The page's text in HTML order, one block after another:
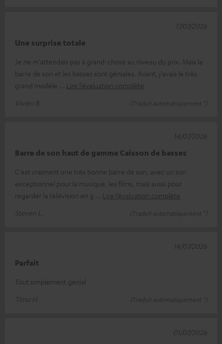
Une surprise totale
Je ne m'attendais pas à grand-chose au niveau du prix. Mais la
barre de son et les basses sont géniales. Avant, j'avais le très
grand modèle
Lire l’évaluation complète
Vivien B.
(Traduit automatiquement *)
17/07/2026
Barre de son haut de gamme Caisson de basses
C'est vraiment une très bonne barre de son, avec un son
exceptionnel pour la musique, les films, mais aussi pour
regarder la télévision en g
Lire l’évaluation complète
Steven L.
(Traduit automatiquement *)
14/07/2026
Parfait
Tout simplement génial
Timo H.
(Traduit automatiquement *)
14/07/2026
01/07/2026